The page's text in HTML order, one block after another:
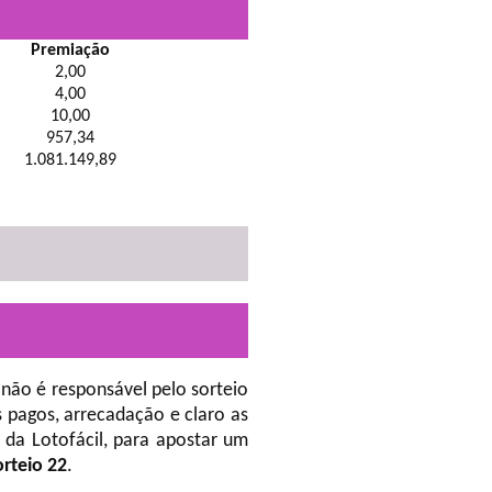
Premiação
2,00
4,00
10,00
957,34
1.081.149,89
é responsável pelo sorteio
arrecadação e claro as
da Lotofácil, para apostar um
22.